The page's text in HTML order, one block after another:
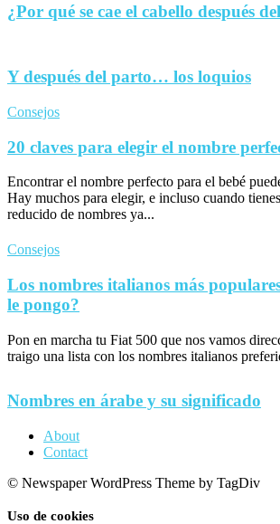
¿Por qué se cae el cabello después
Y después del parto… los loquios
Consejos
20 claves para elegir el nombre
Encontrar el nombre perfecto para el bebé
Hay muchos para elegir, e incluso cuando
reducido de nombres ya...
Consejos
Los nombres italianos más
le pongo?
Pon en marcha tu Fiat 500 que nos vamos
traigo una lista con los nombres italianos
Nombres en árabe y su significado
About
Contact
© Newspaper WordPress Theme by TagDiv
Uso de cookies